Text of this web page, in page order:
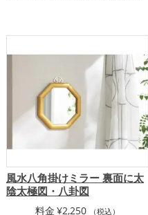
風水八角掛けミラー 裏面に太
陰太極図・八卦図
料金 ¥2,250 （税込）